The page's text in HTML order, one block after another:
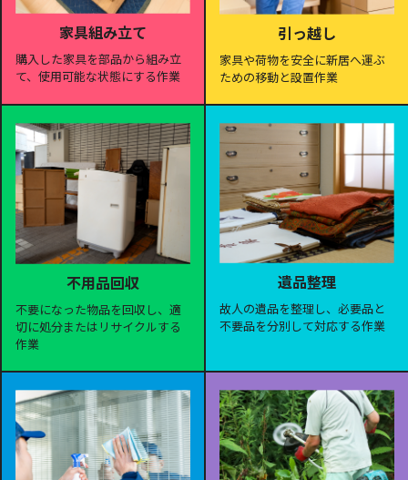
家具組み立て
購入した家具を部品から組み立
て、使用可能な状態にする作業
引っ越し
家具や荷物を安全に新居へ運ぶ
ための移動と設置作業
不用品回収
不要になった物品を回収し、適
切に処分またはリサイクルする
作業
遺品整理
故人の遺品を整理し、必要品と
不要品を分別して対応する作業